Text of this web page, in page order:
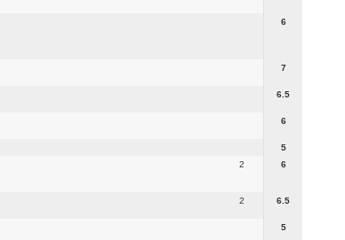
6
7
6.5
6
5
2 6
2 6.5
5